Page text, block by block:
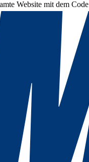
Website mit dem Code